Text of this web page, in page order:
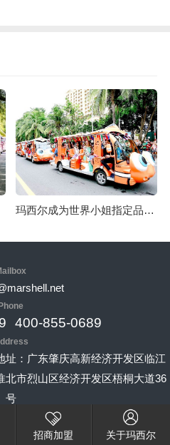
玛西尔成为世界小姐指定品牌案例
Phone
400-855-0689
：广东肇庆高新经济开发区临江
北市烈山区经济开发区梧桐大道36
号
返回顶部
招商加盟 关于玛西尔